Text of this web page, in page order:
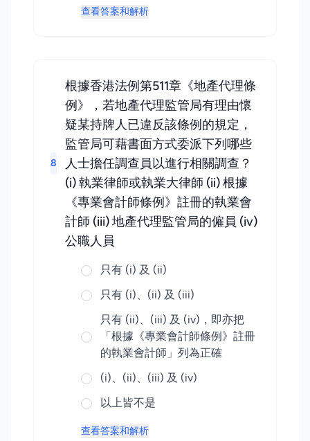
查看答案和解析
8
根據香港法例第511章《地產代理條
例》，若地產代理監管局有理由懷
疑某持牌人已違反該條例的規定，
監管局可藉書面方式委派下列哪些
人士擔任調查員以進行相關調查？
(i) 執業律師或執業大律師 (ii) 根據
《專業會計師條例》註冊的執業會
計師 (iii) 地產代理監管局的僱員 (iv)
公職人員
只有 (i) 及 (ii)
只有 (i)、(ii) 及 (iii)
只有 (ii)、(iii) 及 (iv)，即亦把
「根據《專業會計師條例》註冊
的執業會計師」列為正確
(i)、(ii)、(iii) 及 (iv)
以上皆不是
查看答案和解析